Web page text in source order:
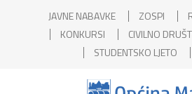
JAVNE NABAVKE ZOSPI
KONKURSI
CIVILNO
STUDENTSKO LJETO